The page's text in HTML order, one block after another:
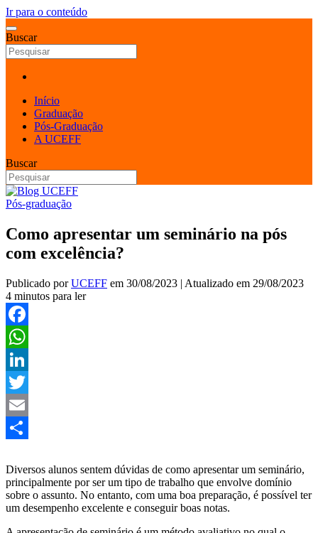
Ir para o conteúdo
Buscar
Início
Graduação
Pós-Graduação
A UCEFF
Buscar
Pós-graduação
Como apresentar um seminário na pós
com excelência?
Publicado porUCEFF em 30/08/2023 | Atualizado em 29/08/2023
4 minutos para ler
Facebook
WhatsApp
LinkedIn
Twitter
Email
Diversos alunos sentem dúvidas de como apresentar um seminário,
principalmente por ser um tipo de trabalho que envolve domínio
sobre o assunto. No entanto, com uma boa preparação, é possível ter
um desempenho excelente e conseguir boas notas.